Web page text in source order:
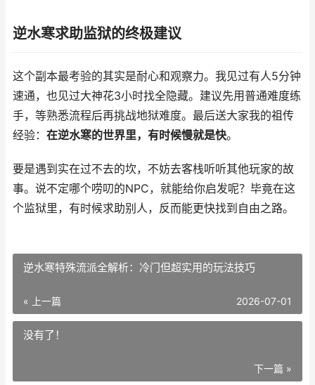
逆水寒求助监狱的终极建议
这个副本最考验的其实是耐心和观察力。我见过有人5分钟
速通，也见过大神花3小时找全隐藏。建议先用普通难度练
手，等熟悉流程后再挑战地狱难度。最后送大家我的祖传
经验： 在逆水寒的世界里，有时候慢就是快。
要是遇到实在过不去的坎，不妨去客栈听听其他玩家的故
事。说不定哪个唠叨的NPC，就能给你启发呢？毕竟在这
个监狱里，有时候求助别人，反而能更快找到自由之路。
逆水寒特殊流派全解析：冷门但超实用的玩法技巧
« 上一篇 2026-07-01
没有了！
下一篇 »